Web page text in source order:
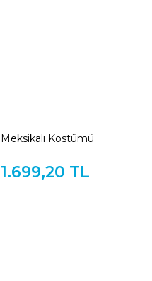
Meksikalı Kostümü
1.699,20 TL